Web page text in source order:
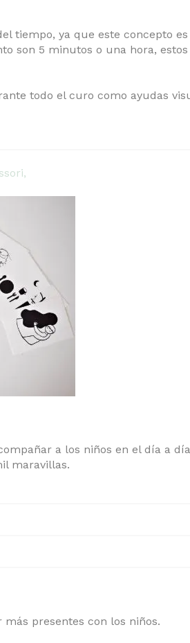
tiempo, ya que este concepto
son 5 minutos o una hora, estos
todo el curo como ayudas
a los niños en el día a
maravillas.
presentes con los niños.